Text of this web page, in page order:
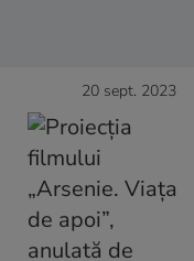
20 sept. 2023